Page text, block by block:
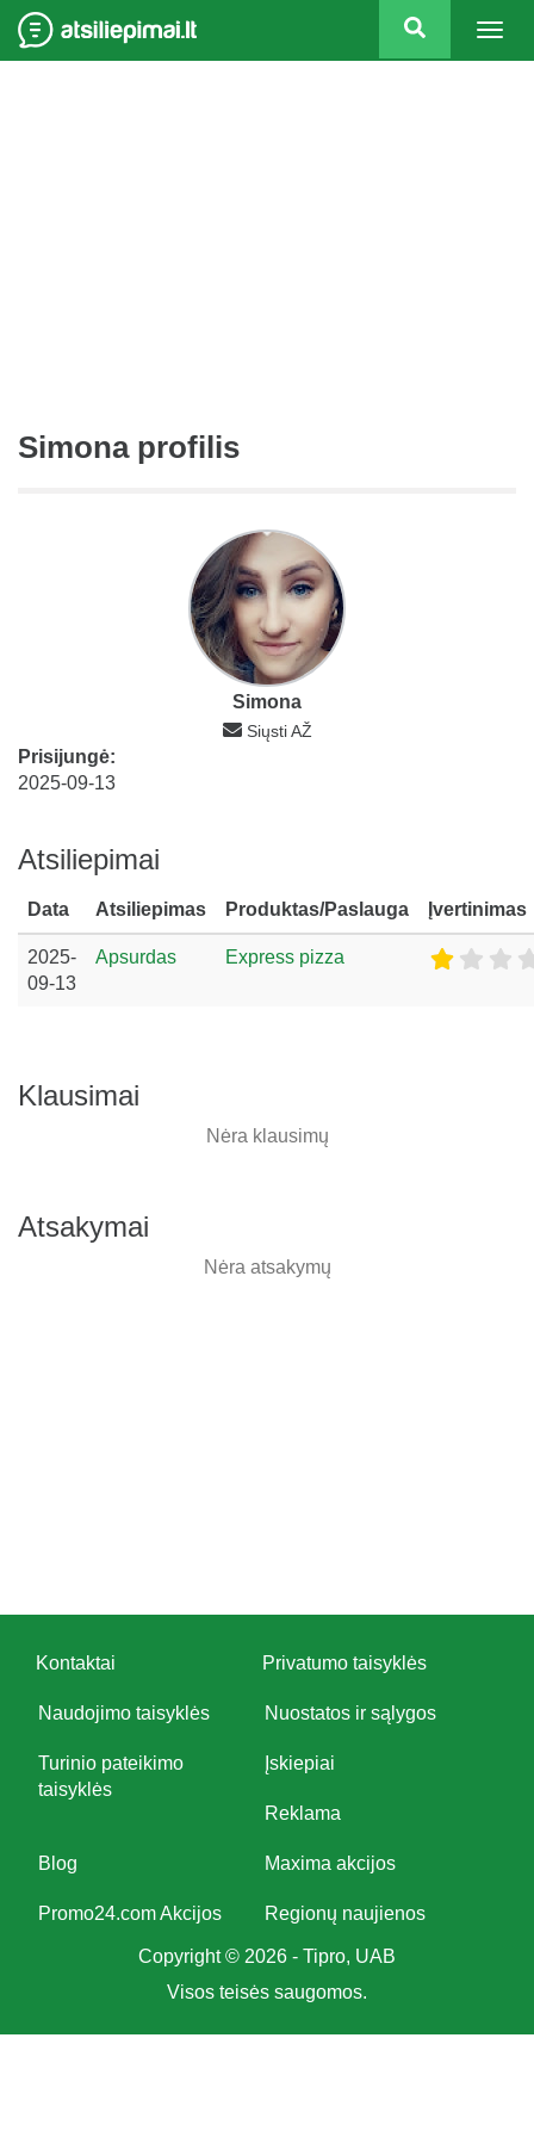
Simona profilis
Simona
Siųsti AŽ
Prisijungė:
2025-09-13
Atsiliepimai
Data Atsiliepimas Produktas/Paslauga Įvertinimas
2025-
09-13
Apsurdas Express pizza
Klausimai
Nėra klausimų
Atsakymai
Nėra atsakymų
Kontaktai Privatumo taisyklės
Naudojimo taisyklės Nuostatos ir sąlygos
Turinio pateikimo
taisyklės
Įskiepiai
Reklama
Blog Maxima akcijos
Promo24.com Akcijos Regionų naujienos
Copyright © 2026 - Tipro, UAB
Visos teisės saugomos.